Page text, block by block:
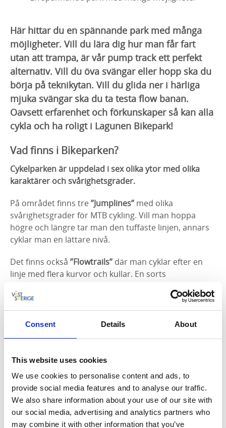
Consent Details About
This website uses cookies
We use cookies to personalise content and ads, to
provide social media features and to analyse our traffic.
We also share information about your use of our site with
our social media, advertising and analytics partners who
may combine it with other information that you’ve
Här hittar du en spännande park med många
möjligheter. Vill du lära dig hur man får fart
utan att trampa, är vår pump track ett perfekt
alternativ. Vill du öva svängar eller hopp ska du
börja på teknikytan. Vill du glida ner i härliga
mjuka svängar ska du ta testa flow banan.
Oavsett erfarenhet och förkunskaper så kan alla
cykla och ha roligt i Lagunen Bikepark!
Vad finns i Bikeparken?
Cykelparken är uppdelad i sex olika ytor med olika
karaktärer och svårighetsgrader.
På området finns tre”Jumplines” med olika
svårighetsgrader för MTB cykling. Vill man hoppa
högre och längre tar man den tuffaste linjen, annars
cyklar man en lättare nivå.
Det finns också ”Flowtrails” där man cyklar efter en
linje med flera kurvor och kullar. En sorts
eftersom din cykelteknik utvecklas kommer du kunna
använda kullarna och kurvorna till att ta fart och
hoppa.
berg-och-dalbana för MTB cykling, kan du öva dig på
cykling i ojämn terräng, då du tar fart utan att trampa.
”MTB-trail” är en slinga som kommer höja din puls
och testa din kurvtagning. Alla kan cykla den, men ju